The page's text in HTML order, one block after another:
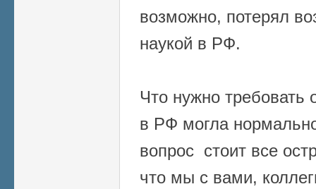
возможно, потерял
наукой в РФ.
Что нужно требовать
в РФ могла
вопрос стоит все
что мы с вами,